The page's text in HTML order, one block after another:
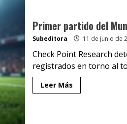
Primer partido del
Subeditora 11 de junio de
Check Point Research
registrados en torno al
Leer Más